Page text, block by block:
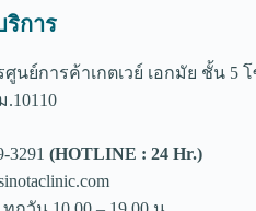
ริการ
ศูนย์การค้าเกตเวย์ เอกมัย ชั้น
3291 (HOTLINE : 24 Hr.)